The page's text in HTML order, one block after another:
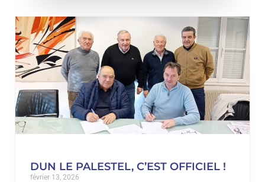
DUN LE PALESTEL, C’EST OFFICIEL !
février 13, 2026